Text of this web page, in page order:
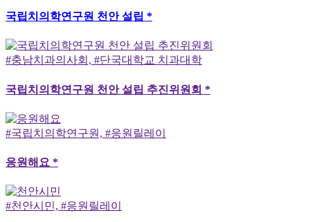
국립치의학연구원 천안 설립 *
#충남치과의사회, #단국대학교 치과대학
국립치의학연구원 천안 설립 추진위원회 *
#국립치의학연구원, #응원릴레이
응원해요 *
#천안시민, #응원릴레이